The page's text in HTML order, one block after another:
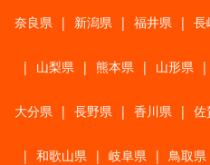
奈良県 | 新潟県 | 福井県 | 長
| 山梨県 | 熊本県 | 山形県 |
大分県 | 長野県 | 香川県 | 佐
| 和歌山県 | 岐阜県 | 鳥取県